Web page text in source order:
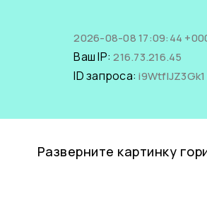
2026-08-08 17:09:44
Ваш IP:216.73.216.45
ID запроса:i9WtflJZ3Gk1
Разверните картинку